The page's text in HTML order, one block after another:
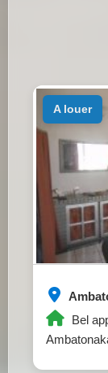
Bel
a louer